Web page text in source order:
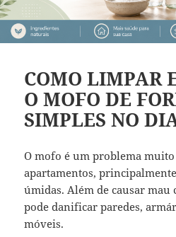
COMO LIMPAR
O MOFO DE
SIMPLES NO
O mofo é um problema muito
apartamentos,
úmidas. Além de causar mau
pode danificar paredes,
móveis.